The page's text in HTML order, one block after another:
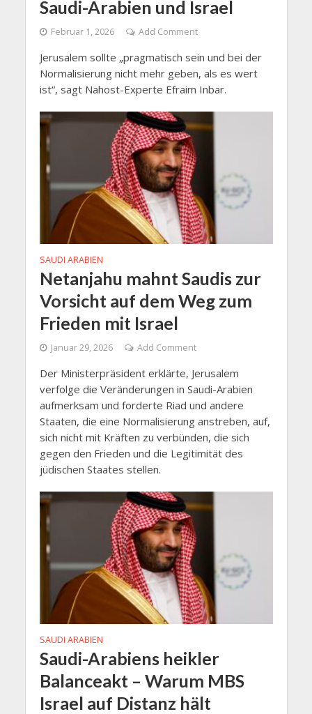
Saudi-Arabien und Israel
Februar 1, 2026 Add Comment
Jerusalem sollte „pragmatisch sein und bei der
Normalisierung nicht mehr geben, als es wert
ist“, sagt Nahost-Experte Efraim Inbar.
SAUDI ARABIEN
Netanjahu mahnt Saudis zur
Vorsicht auf dem Weg zum
Frieden mit Israel
Januar 29, 2026 Add Comment
Der Ministerpräsident erklärte, Jerusalem
verfolge die Veränderungen in Saudi-Arabien
aufmerksam und forderte Riad und andere
Staaten, die eine Normalisierung anstreben, auf,
sich nicht mit Kräften zu verbünden, die sich
gegen den Frieden und die Legitimität des
jüdischen Staates stellen.
SAUDI ARABIEN
Saudi-Arabiens heikler
Balanceakt – Warum MBS
Israel auf Distanz hält